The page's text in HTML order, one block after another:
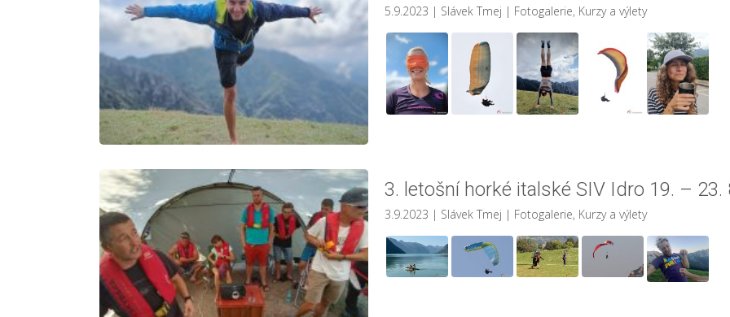
5.9.2023 | Slávek Tmej | Fotogalerie, Kurzy a výlety
3. letošní horké italské SIV Idro 19. – 23.
3.9.2023 | Slávek Tmej | Fotogalerie, Kurzy a výlety